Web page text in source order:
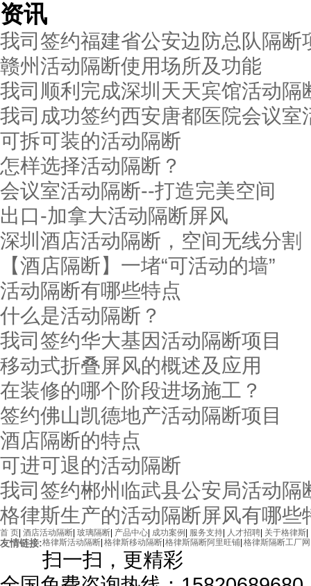
资讯
我司签约福建省公安边防总队隔断
赣州活动隔断使用场所及功能
我司顺利完成深圳天天宾馆活动隔
我司成功签约西安唐都医院会议室
可拆可装的活动隔断
怎样选择活动隔断？
会议室活动隔断--打造完美空间
出口-加拿大活动隔断屏风
深圳酒店活动隔断，空间无线分割
【酒店隔断】一堵“可活动的墙”
活动隔断有哪些特点
什么是活动隔断？
我司签约华大基因活动隔断项目
移动式折叠屏风的概述及应用
在装修的哪个阶段进场施工？
签约佛山凯德地产活动隔断项目
酒店隔断的特点
可进可退的活动隔断
我司签约郴州临武县公安局活动隔
格律斯生产的活动隔断屏风有哪些
首 页 酒店活动隔断 玻璃隔断 产品中心 成功案例 服务支持 人才招聘 关于格律斯
友情链接:格律斯活动隔断 格律斯移动隔断| 格律斯隔断阿里旺铺 格律斯隔断工厂网
扫一扫，更精彩